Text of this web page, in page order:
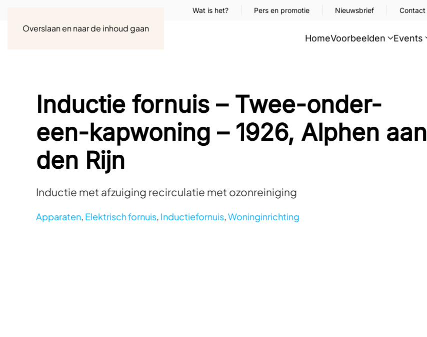
Overslaan en naar de inhoud gaan
Wat is het? Pers en promotie Nieuwsbrief Contact
HomeVoorbeelden Events
Inductie fornuis – Twee-onder-
een-kapwoning – 1926, Alphen aan
den Rijn
Inductie met afzuiging recirculatie met ozonreiniging
Apparaten, Elektrisch fornuis, Inductiefornuis,Woninginrichting